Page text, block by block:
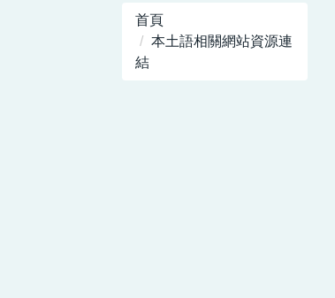
首頁
本土語相關網站資源連
結